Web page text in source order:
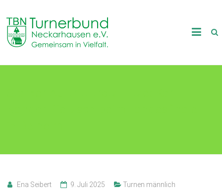
content
TB
Neckarhausen
Ena Seibert 9. Juli 2025 Turnen männlich